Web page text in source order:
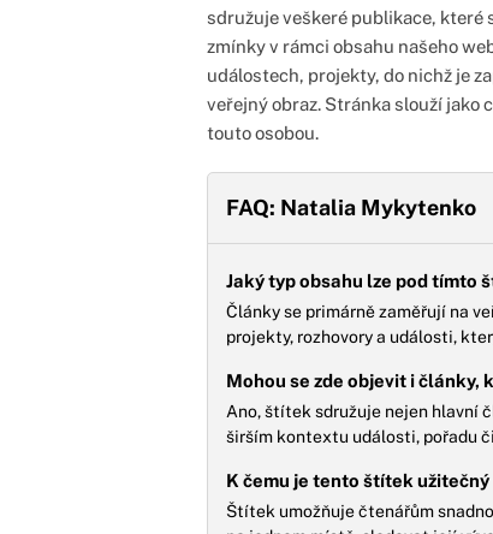
sdružuje veškeré publikace, které
zmínky v rámci obsahu našeho
událostech, projekty, do nichž je
veřejný obraz. Stránka slouží jako
touto osobou.
FAQ: Natalia Mykytenko
Jaký typ obsahu lze pod tímto
Články se primárně zaměřují na
projekty, rozhovory a události,
Mohou se zde objevit i články,
Ano, štítek sdružuje nejen hlavní
širším kontextu události, pořadu
K čemu je tento štítek
Štítek umožňuje čtenářům